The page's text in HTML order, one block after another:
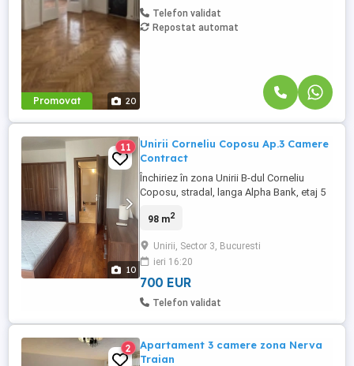
Promovat 20
Telefon validat
Repostat automat
10
11
Unirii Corneliu Coposu Ap.3 Camere
Contract
Închiriez în zona Unirii B-dul Corneliu
Coposu, stradal, langa Alpha Bank, etaj 5
balcoane cf. 1, decomandat, 100 mp
modern. Contract ANAF 1+1
98 m2
Unirii, Sector 3, Bucuresti
ieri 16:20
700 EUR
Telefon validat
2
Apartament 3 camere zona Nerva
Traian